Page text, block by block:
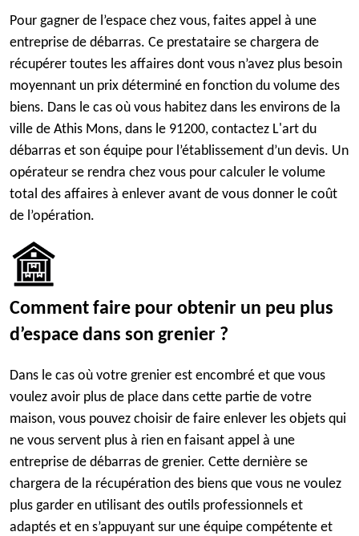
Pour gagner de l’espace chez vous, faites appel à une
entreprise de débarras. Ce prestataire se chargera de
récupérer toutes les affaires dont vous n’avez plus besoin
moyennant un prix déterminé en fonction du volume des
biens. Dans le cas où vous habitez dans les environs de la
ville de Athis Mons, dans le 91200, contactez L'art du
débarras et son équipe pour l’établissement d’un devis. Un
opérateur se rendra chez vous pour calculer le volume
total des affaires à enlever avant de vous donner le coût
de l’opération.
Comment faire pour obtenir un peu plus
d’espace dans son grenier ?
Dans le cas où votre grenier est encombré et que vous
voulez avoir plus de place dans cette partie de votre
maison, vous pouvez choisir de faire enlever les objets qui
ne vous servent plus à rien en faisant appel à une
entreprise de débarras de grenier. Cette dernière se
chargera de la récupération des biens que vous ne voulez
plus garder en utilisant des outils professionnels et
adaptés et en s’appuyant sur une équipe compétente et